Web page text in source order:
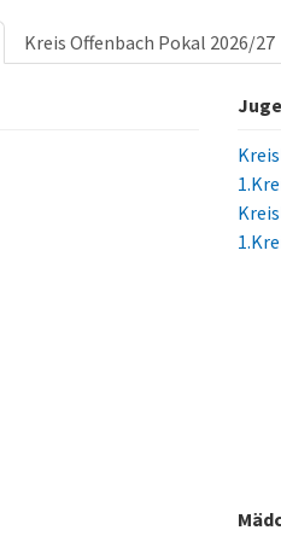
Kreis Offenbach Pokal 2026/27